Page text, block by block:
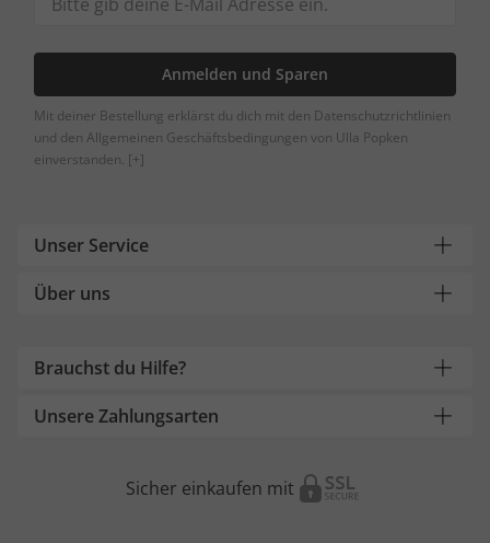
Anmelden und Sparen
Mit deiner Bestellung erklärst du dich mit den Datenschutzrichtlinien
und den Allgemeinen Geschäftsbedingungen von Ulla Popken
einverstanden. [+]
Unser Service
Über uns
Brauchst du Hilfe?
Unsere Zahlungsarten
Sicher einkaufen mit